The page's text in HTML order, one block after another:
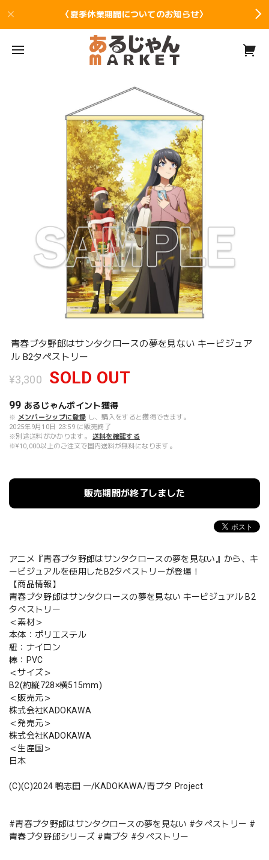
〈夏季休業期間についてのお知らせ〉
青春ブタ野郎はサンタクロースの夢を見ない キービジュア
ル B2タペストリー
¥3,300 SOLD OUT
99 あるじゃんポイント獲得
※ メンバーシップに登録 し、購入をすると獲得できます。
2025年9月10日 23:59 に販売終了
※別途送料がかかります。
送料を確認する
※¥10,000以上のご注文で国内送料が無料になります。
販売期間が終了しました
アニメ『青春ブタ野郎はサンタクロースの夢を見ない』から、キ
ービジュアルを使用したB2タペストリーが登場！
【商品情報】
青春ブタ野郎はサンタクロースの夢を見ない キービジュアル B2
タペストリー
＜素材＞
本体：ポリエステル
紐：ナイロン
棒：PVC
＜サイズ＞
B2(約縦728×横515mm)
＜販売元＞
株式会社KADOKAWA
＜発売元＞
株式会社KADOKAWA
＜生産国＞
日本
(C)(C)2024 鴨志田 一/KADOKAWA/青ブタ Project
#青春ブタ野郎はサンタクロースの夢を見ない #タペストリー #
青春ブタ野郎シリーズ #青ブタ #タペストリー